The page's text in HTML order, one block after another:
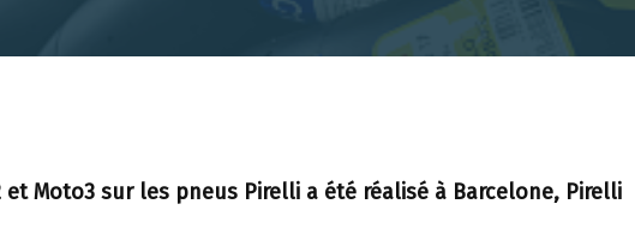
Moto3 sur les pneus Pirelli a été réalisé à Barcelone, Pirelli